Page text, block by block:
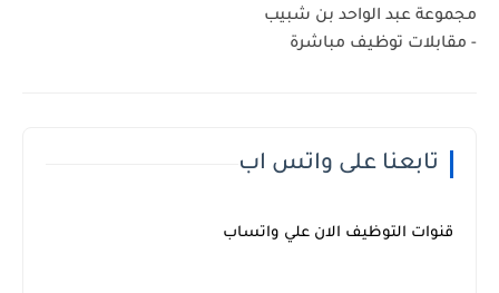
مجموعة عبد الواحد بن شبيب
- مقابلات توظيف مباشرة
تابعنا على واتس اب
قنوات التوظيف الان علي واتساب